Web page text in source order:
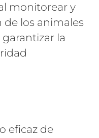
monitorear y
los animales
la
eficaz de